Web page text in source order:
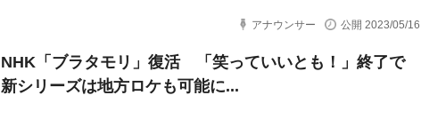
アナウンサー 公開 2023/05/16
NHK「ブラタモリ」復活 「笑っていいとも！」終了で
新シリーズは地方ロケも可能に...